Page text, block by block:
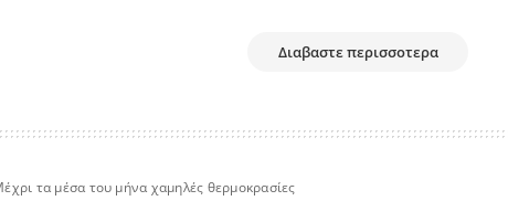
Διαβαστε περισσοτερα
τα μέσα του μήνα χαμηλές θερμοκρασίες